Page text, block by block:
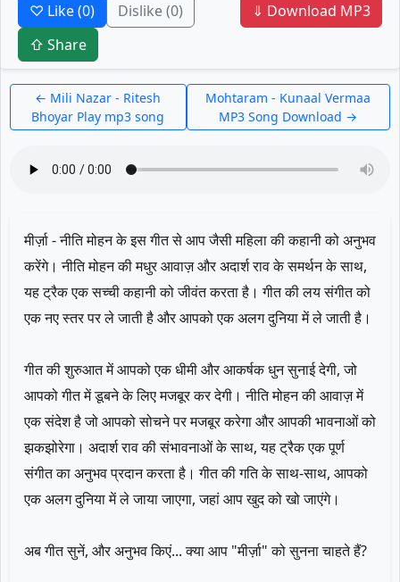
♡ Like(0) Dislike(0)
⇓ Download MP3
⇧ Share
← Mili Nazar - Ritesh
Bhoyar Play mp3 song
Mohtaram - Kunaal Vermaa
MP3 Song Download →
मीर्ज़ा - नीति मोहन के इस गीत से आप जैसी महिला की कहानी को अनुभव
करेंगे। नीति मोहन की मधुर आवाज़ और अदार्श राव के समर्थन के साथ,
यह ट्रैक एक सच्ची कहानी को जीवंत करता है। गीत की लय संगीत को
एक नए स्तर पर ले जाती है और आपको एक अलग दुनिया में ले जाती है।
गीत की शुरुआत में आपको एक धीमी और आकर्षक धुन सुनाई देगी, जो
आपको गीत में डूबने के लिए मजबूर कर देगी। नीति मोहन की आवाज़ में
एक संदेश है जो आपको सोचने पर मजबूर करेगा और आपकी भावनाओं को
झकझोरेगा। अदार्श राव की संभावनाओं के साथ, यह ट्रैक एक पूर्ण
संगीत का अनुभव प्रदान करता है। गीत की गति के साथ-साथ, आपको
एक अलग दुनिया में ले जाया जाएगा, जहां आप खुद को खो जाएंगे।
अब गीत सुनें, और अनुभव किएं... क्या आप "मीर्ज़ा" को सुनना चाहते हैं?